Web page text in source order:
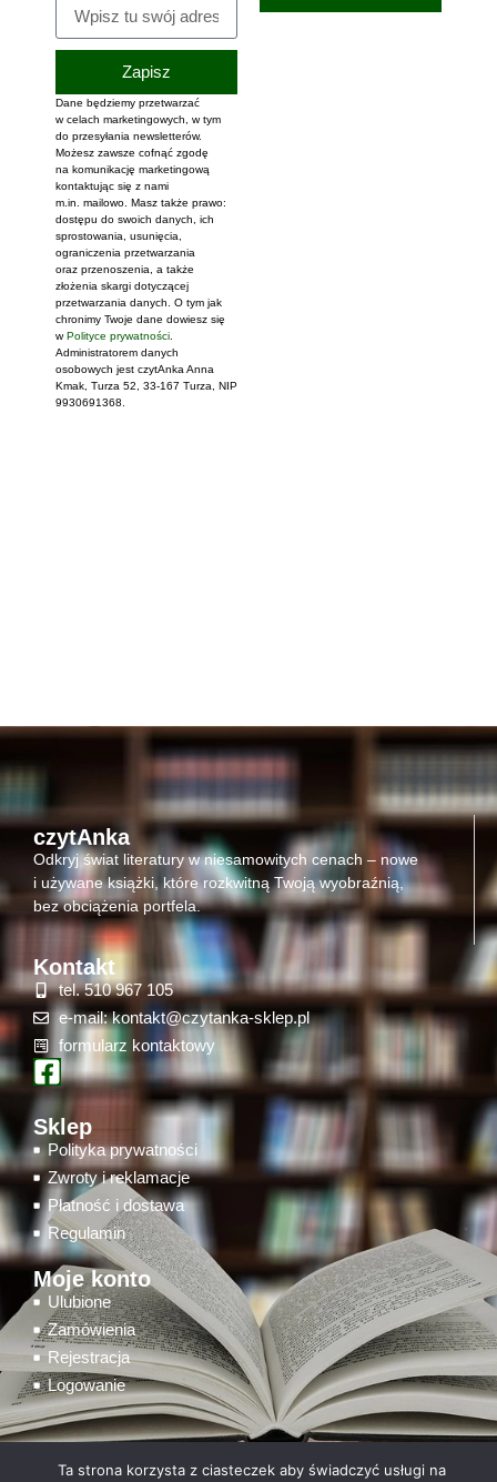
Zapisz
Alternative:
Dane będziemy przetwarzać
w celach marketingowych, w tym
do przesyłania newsletterów.
Możesz zawsze cofnąć zgodę
na komunikację marketingową
kontaktując się z nami
m.in. mailowo. Masz także prawo:
dostępu do swoich danych, ich
sprostowania, usunięcia,
ograniczenia przetwarzania
oraz przenoszenia, a także
złożenia skargi dotyczącej
przetwarzania danych. O tym jak
chronimy Twoje dane dowiesz się
wPolityce prywatności
Administratorem danych
osobowych jest czytAnka Anna
Kmak, Turza 52, 33-167 Turza, NIP
9930691368.
czytAnka
Odkryj świat literatury w niesamowitych cenach – nowe
i używane książki, które rozkwitną Twoją wyobraźnią,
bez obciążenia portfela.
Kontakt
tel. 510 967 105
e-mail: kontakt@czytanka-sklep.pl
formularz kontaktowy
Sklep
Polityka prywatności
Zwroty i reklamacje
Płatność i dostawa
Regulamin
Moje konto
Ulubione
Zamówienia
Rejestracja
Logowanie
Ta strona korzysta z ciasteczek aby świadczyć usługi na